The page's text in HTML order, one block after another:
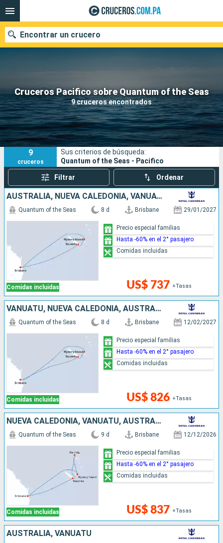
Cruceros Pacifico sobre Quantum of the Seas
9 cruceros encontrados
Encontrar un crucero
Nuestros destinos
Fecha de salida
Puertos Compañías
Buscar
9
cruceros
Sus criterios de búsqueda:
Quantum of the Seas - Pacifico
Filtrar Ordenar
AUSTRALIA, NUEVA CALEDONIA, VANUATU
Comidas incluidas
Quantum of the Seas 8 d Brisbane 29/01/2027
US$ 737 +Tasas
Precio especial familias
Hasta -60% en el 2° pasajero
Comidas incluidas
VANUATU, NUEVA CALEDONIA, AUSTRALIA
Comidas incluidas
Quantum of the Seas 8 d Brisbane 12/02/2027
US$ 826 +Tasas
Precio especial familias
Hasta -60% en el 2° pasajero
Comidas incluidas
NUEVA CALEDONIA, VANUATU, AUSTRALIA
Comidas incluidas
Quantum of the Seas 9 d Brisbane 12/12/2026
US$ 837 +Tasas
Precio especial familias
Hasta -60% en el 2° pasajero
Comidas incluidas
AUSTRALIA, VANUATU